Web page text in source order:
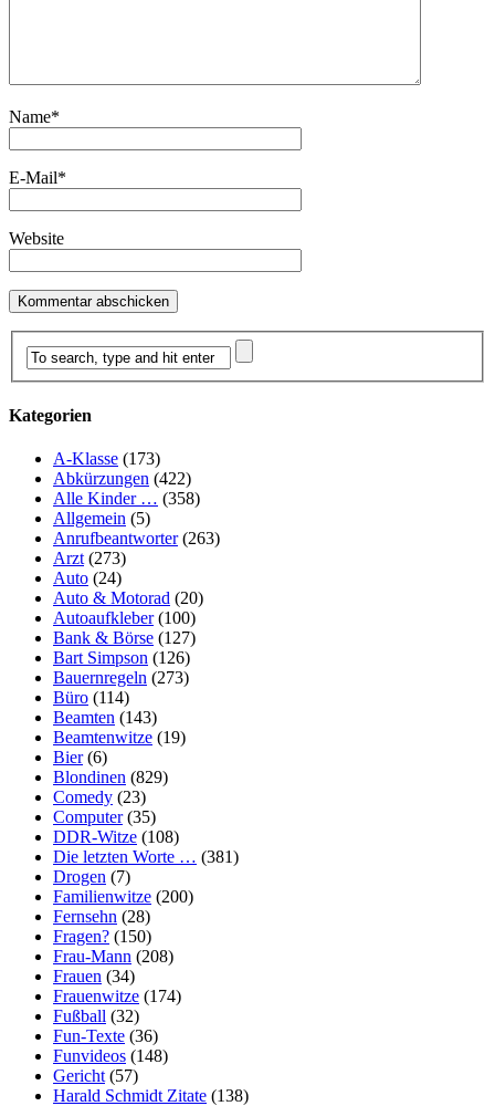
Name*
E-Mail*
Website
Kategorien
A-Klasse (173)
Abkürzungen (422)
Alle Kinder … (358)
Allgemein (5)
Anrufbeantworter(263)
Arzt(273)
Auto (24)
Auto & Motorad (20)
Autoaufkleber(100)
Bank & Börse (127)
Bart Simpson (126)
Bauernregeln (273)
Büro (114)
Beamten (143)
Beamtenwitze (19)
Bier(6)
Blondinen (829)
Comedy (23)
Computer(35)
DDR-Witze (108)
Die letzten Worte … (381)
Drogen (7)
Familienwitze (200)
Fernsehn (28)
Fragen? (150)
Frau-Mann (208)
Frauen (34)
Frauenwitze (174)
Fußball (32)
Fun-Texte (36)
Funvideos (148)
Gericht(57)
Harald Schmidt Zitate (138)